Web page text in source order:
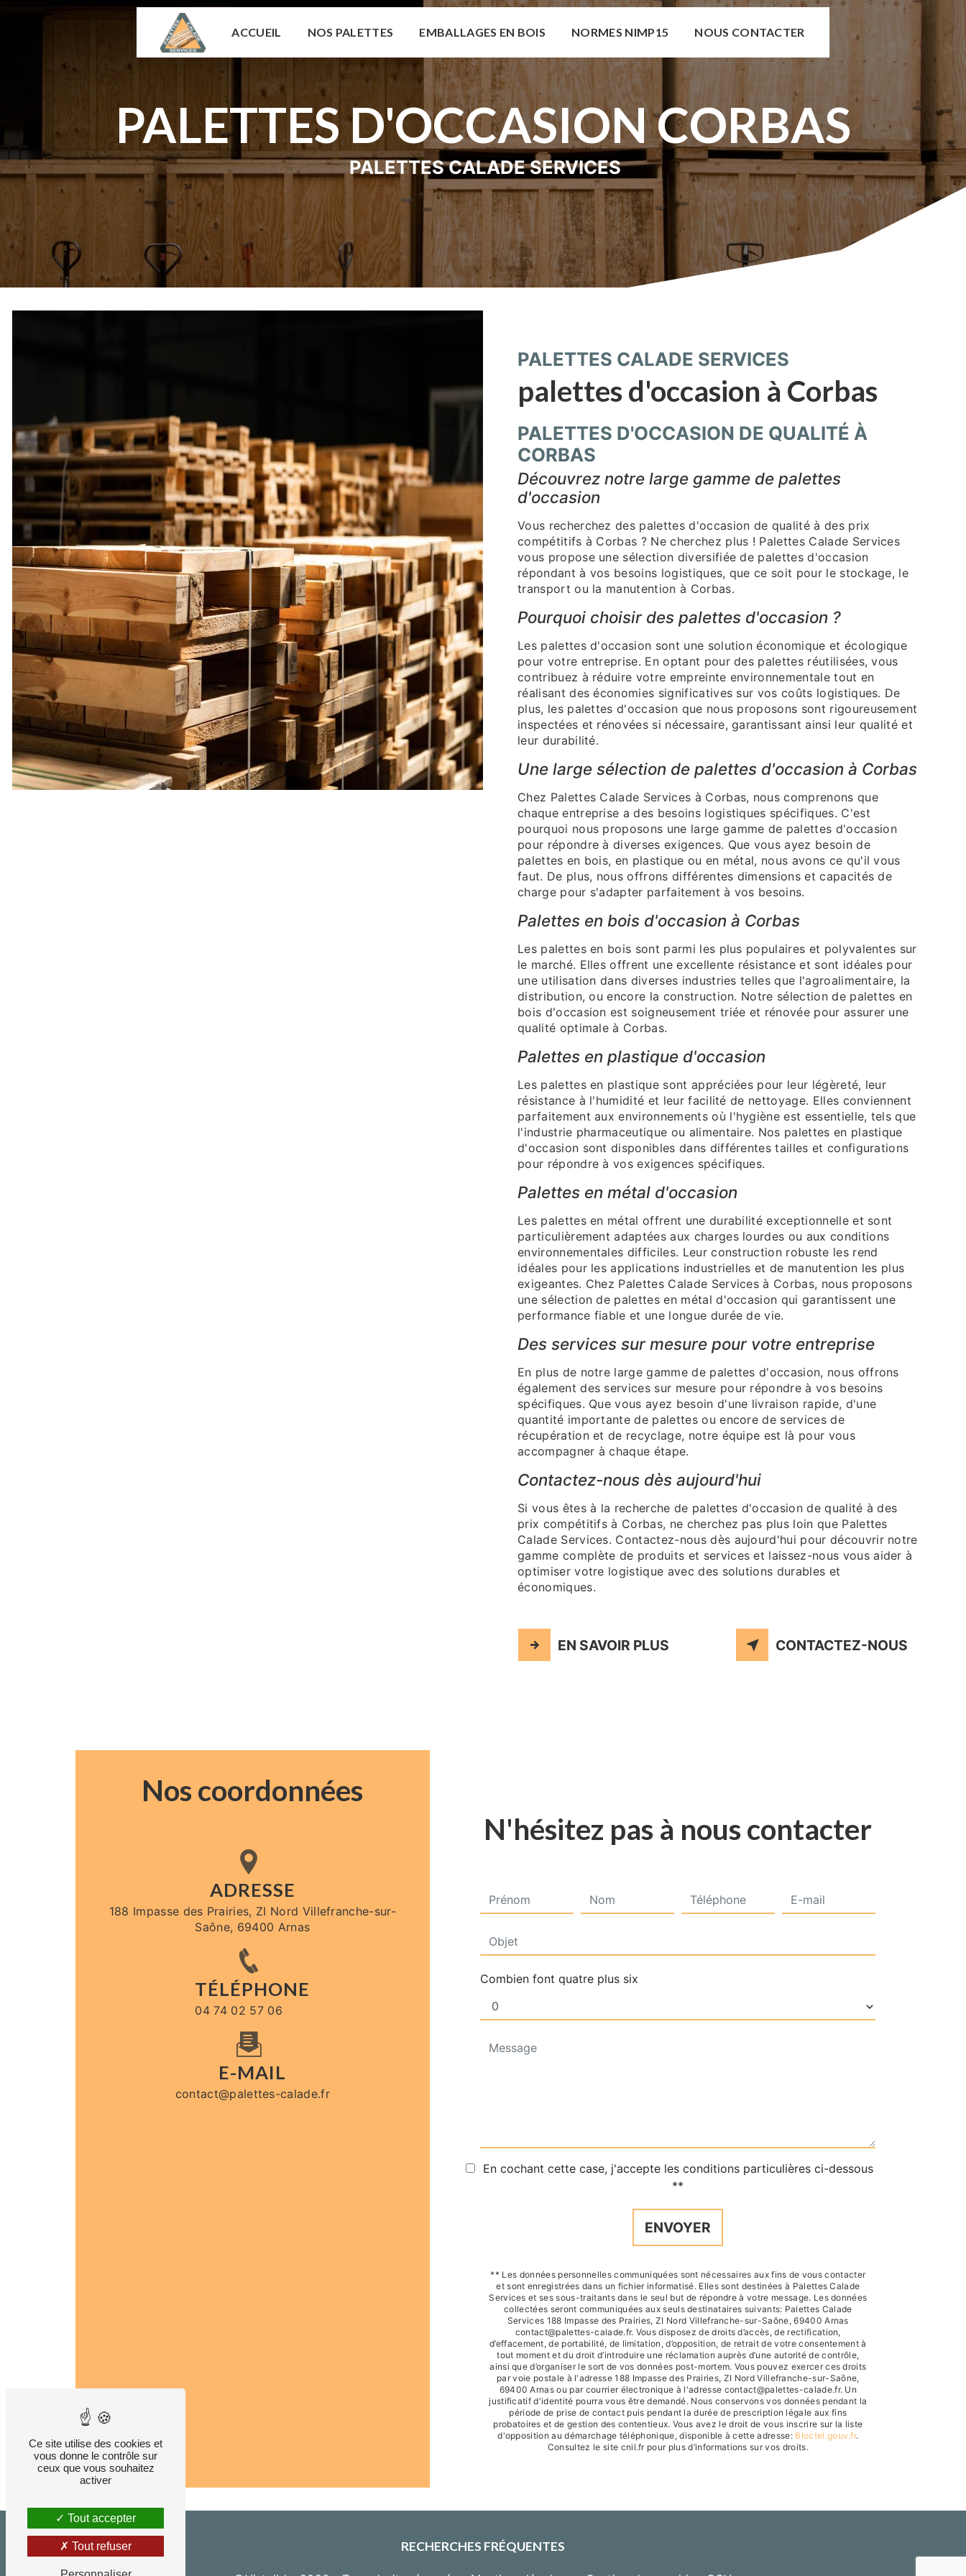
ACCUEIL NOS PALETTES EMBALLAGES EN BOIS NORMES NIMP15 NOUS CONTACTER
PALETTES D'OCCASION CORBAS
PALETTES CALADE SERVICES
PALETTES CALADE SERVICES
palettes d'occasion à Corbas
PALETTES D'OCCASION DE QUALITÉ À
CORBAS
Découvrez notre large gamme de palettes
d'occasion
Vous recherchez des palettes d'occasion de qualité à des prix
compétitifs à Corbas ? Ne cherchez plus ! Palettes Calade Services
vous propose une sélection diversifiée de palettes d'occasion
répondant à vos besoins logistiques, que ce soit pour le stockage, le
transport ou la manutention à Corbas.
Pourquoi choisir des palettes d'occasion ?
Les palettes d'occasion sont une solution économique et écologique
pour votre entreprise. En optant pour des palettes réutilisées, vous
contribuez à réduire votre empreinte environnementale tout en
réalisant des économies significatives sur vos coûts logistiques. De
plus, les palettes d'occasion que nous proposons sont rigoureusement
inspectées et rénovées si nécessaire, garantissant ainsi leur qualité et
leur durabilité.
Une large sélection de palettes d'occasion à Corbas
Chez Palettes Calade Services à Corbas, nous comprenons que
chaque entreprise a des besoins logistiques spécifiques. C'est
pourquoi nous proposons une large gamme de palettes d'occasion
pour répondre à diverses exigences. Que vous ayez besoin de
palettes en bois, en plastique ou en métal, nous avons ce qu'il vous
faut. De plus, nous offrons différentes dimensions et capacités de
charge pour s'adapter parfaitement à vos besoins.
Palettes en bois d'occasion à Corbas
Les palettes en bois sont parmi les plus populaires et polyvalentes sur
le marché. Elles offrent une excellente résistance et sont idéales pour
une utilisation dans diverses industries telles que l'agroalimentaire, la
distribution, ou encore la construction. Notre sélection de palettes en
bois d'occasion est soigneusement triée et rénovée pour assurer une
qualité optimale à Corbas.
Palettes en plastique d'occasion
Les palettes en plastique sont appréciées pour leur légèreté, leur
résistance à l'humidité et leur facilité de nettoyage. Elles conviennent
parfaitement aux environnements où l'hygiène est essentielle, tels que
l'industrie pharmaceutique ou alimentaire. Nos palettes en plastique
d'occasion sont disponibles dans différentes tailles et configurations
pour répondre à vos exigences spécifiques.
Palettes en métal d'occasion
Les palettes en métal offrent une durabilité exceptionnelle et sont
particulièrement adaptées aux charges lourdes ou aux conditions
environnementales difficiles. Leur construction robuste les rend
idéales pour les applications industrielles et de manutention les plus
exigeantes. Chez Palettes Calade Services à Corbas, nous proposons
une sélection de palettes en métal d'occasion qui garantissent une
performance fiable et une longue durée de vie.
Des services sur mesure pour votre entreprise
En plus de notre large gamme de palettes d'occasion, nous offrons
également des services sur mesure pour répondre à vos besoins
spécifiques. Que vous ayez besoin d'une livraison rapide, d'une
quantité importante de palettes ou encore de services de
récupération et de recyclage, notre équipe est là pour vous
accompagner à chaque étape.
Contactez-nous dès aujourd'hui
Si vous êtes à la recherche de palettes d'occasion de qualité à des
prix compétitifs à Corbas, ne cherchez pas plus loin que Palettes
Calade Services. Contactez-nous dès aujourd'hui pour découvrir notre
gamme complète de produits et services et laissez-nous vous aider à
optimiser votre logistique avec des solutions durables et
économiques.
EN SAVOIR PLUS CONTACTEZ-NOUS
N'hésitez pas à nous contacter
Combien font quatre plus six
En cochant cette case, j'accepte les conditions particulières ci-dessous
**
ENVOYER
** Les données personnelles communiquées sont nécessaires aux fins de vous contacter
et sont enregistrées dans un fichier informatisé. Elles sont destinées à Palettes Calade
Services et ses sous-traitants dans le seul but de répondre à votre message. Les données
collectées seront communiquées aux seuls destinataires suivants: Palettes Calade
Services 188 Impasse des Prairies, ZI Nord Villefranche-sur-Saône, 69400 Arnas
contact@palettes-calade.fr. Vous disposez de droits d’accès, de rectification,
d’effacement, de portabilité, de limitation, d’opposition, de retrait de votre consentement à
tout moment et du droit d’introduire une réclamation auprès d’une autorité de contrôle,
ainsi que d’organiser le sort de vos données post-mortem. Vous pouvez exercer ces droits
par voie postale à l'adresse 188 Impasse des Prairies, ZI Nord Villefranche-sur-Saône,
69400 Arnas ou par courrier électronique à l'adresse contact@palettes-calade.fr. Un
justificatif d'identité pourra vous être demandé. Nous conservons vos données pendant la
période de prise de contact puis pendant la durée de prescription légale aux fins
probatoires et de gestion des contentieux. Vous avez le droit de vous inscrire sur la liste
d'opposition au démarchage téléphonique, disponible à cette adresse: Bloctel.gouv.fr.
Consultez le site cnil.fr pour plus d’informations sur vos droits.
Nos coordonnées
ADRESSE
188 Impasse des Prairies, ZI Nord Villefranche-sur-
Saône, 69400 Arnas
TÉLÉPHONE
04 74 02 57 06
E-MAIL
contact@palettes-calade.fr
RECHERCHES FRÉQUENTES
Panneau de gestion des cookies
Ce site utilise des cookies et
vous donne le contrôle sur
ceux que vous souhaitez
activer
Tout accepter
Tout refuser